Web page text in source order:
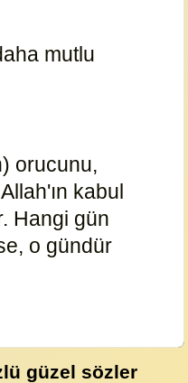
mutlu
orucunu,
kabul
Hangi gün
o gündür
güzel sözler